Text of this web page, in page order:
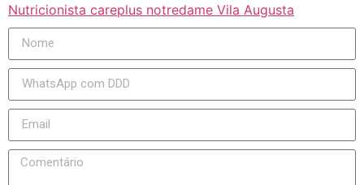
Nutricionista careplus notredame Vila Augusta